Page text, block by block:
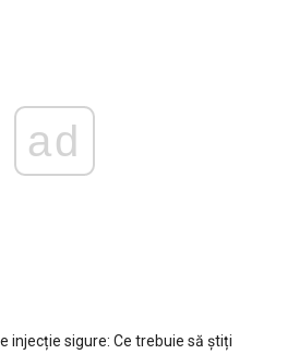
ad
injecție sigure: Ce trebuie să știți